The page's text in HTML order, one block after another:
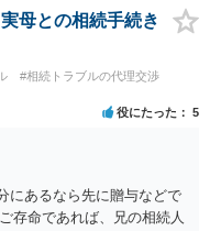
母との相続手続き
#相続トラブルの代理交渉
役にたった 5
にあるなら先に贈与などで
存命であれば、兄の相続人